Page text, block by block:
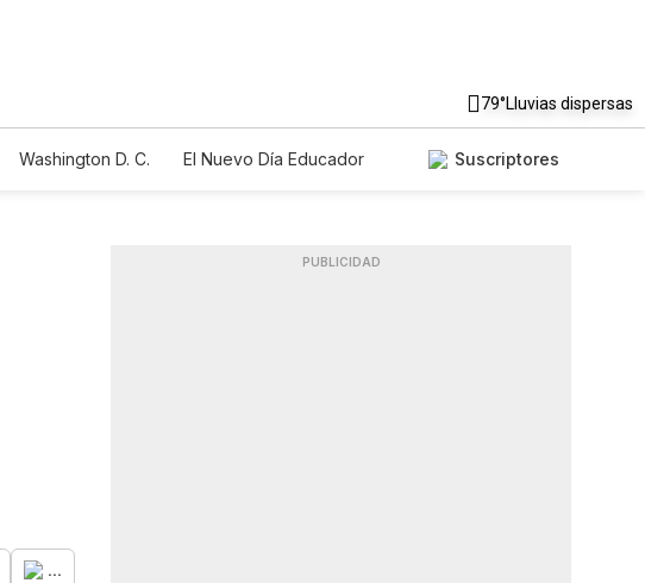
79°Lluvias dispersas
Washington D. C.
El Nuevo Día Educador
Suscriptores
...
PUBLICIDAD